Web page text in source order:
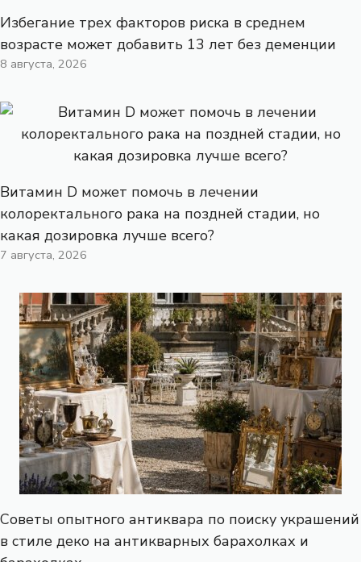
Избегание трех факторов риска в среднем
возрасте может добавить 13 лет без деменции
8 августа, 2026
Витамин D может помочь в лечении
колоректального рака на поздней стадии, но
какая дозировка лучше всего?
7 августа, 2026
Советы опытного антиквара по поиску украшений
в стиле деко на антикварных барахолках и